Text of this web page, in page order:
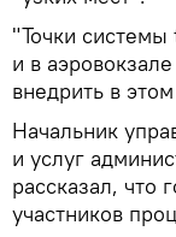
"Точки системы
и в
внедрить в
Начальник
и услуг
рассказал, что
участников